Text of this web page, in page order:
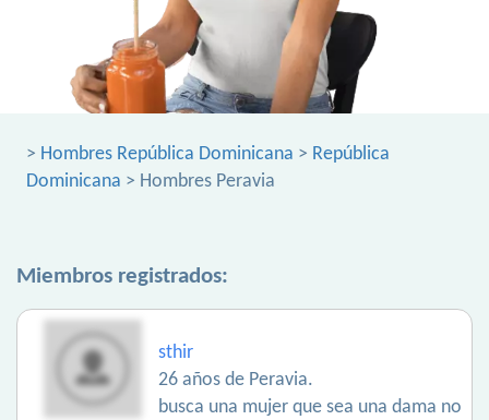
> Hombres República Dominicana > República
Dominicana > Hombres Peravia
Miembros registrados:
sthir
26 años de Peravia.
busca una mujer que sea una dama no